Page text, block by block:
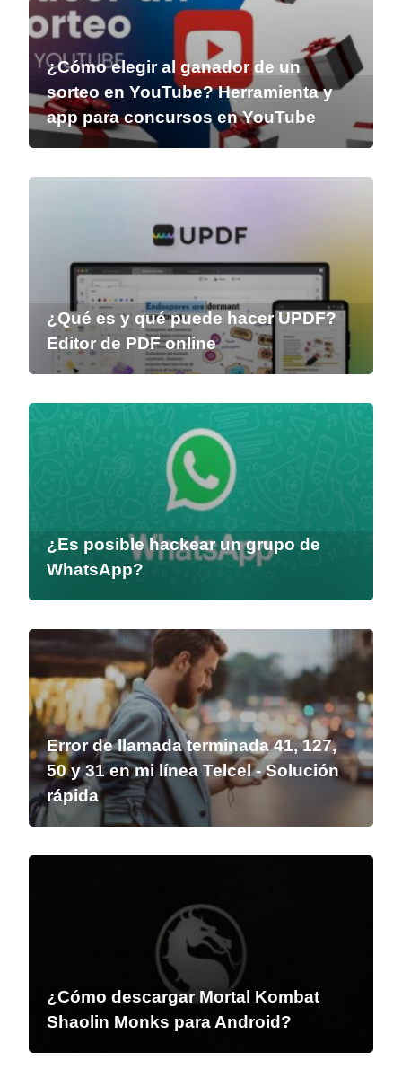
¿Cómo elegir al ganador de un
sorteo en YouTube? Herramienta y
app para concursos en YouTube
¿Qué es y qué puede hacer UPDF?
Editor de PDF online
¿Es posible hackear un grupo de
WhatsApp?
Error de llamada terminada 41, 127,
50 y 31 en mi línea Telcel - Solución
rápida
¿Cómo descargar Mortal Kombat
Shaolin Monks para Android?